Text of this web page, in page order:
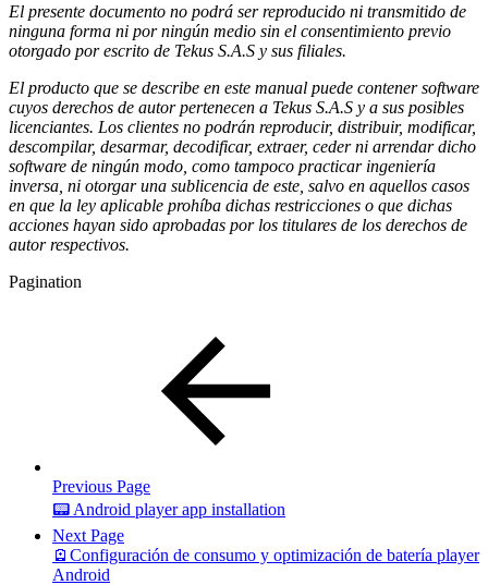
El presente documento no podrá ser reproducido ni transmitido de
ninguna forma ni por ningún medio sin el consentimiento previo
otorgado por escrito de Tekus S.A.S y sus filiales.
El producto que se describe en este manual puede contener software
cuyos derechos de autor pertenecen a Tekus S.A.S y a sus posibles
licenciantes. Los clientes no podrán reproducir, distribuir, modificar,
descompilar, desarmar, decodificar, extraer, ceder ni arrendar dicho
software de ningún modo, como tampoco practicar ingeniería
inversa, ni otorgar una sublicencia de este, salvo en aquellos casos
en que la ley aplicable prohíba dichas restricciones o que dichas
acciones hayan sido aprobadas por los titulares de los derechos de
autor respectivos.
Pagination
Previous Page
📟 Android player app installation
Next Page
🪫Configuración de consumo y optimización de batería player
Android